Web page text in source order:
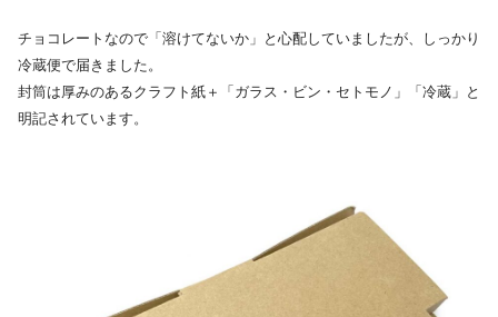
チョコレートなので「溶けてないか」と心配していましたが、しっかり
冷蔵便で届きました。
封筒は厚みのあるクラフト紙＋「ガラス・ビン・セトモノ」「冷蔵」と
明記されています。